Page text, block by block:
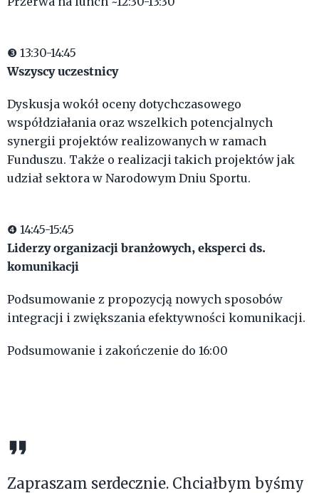
❸ 13:30-14:45
Wszyscy uczestnicy
Dyskusja wokół oceny dotychczasowego
współdziałania oraz wszelkich potencjalnych
synergii projektów realizowanych w ramach
Funduszu. Także o realizacji takich projektów jak
udział sektora w Narodowym Dniu Sportu.
❹ 14:45-15:45
Liderzy organizacji branżowych, eksperci ds.
komunikacji
Podsumowanie z propozycją nowych sposobów
integracji i zwiększania efektywności komunikacji.
Podsumowanie i zakończenie do 16:00
Zapraszam serdecznie. Chciałbym byśmy